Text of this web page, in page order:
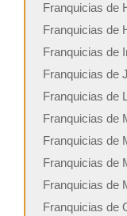
Franquicias de
Franquicias de
Franquicias de
Franquicias de
Franquicias de
Franquicias de
Franquicias de
Franquicias de
Franquicias de
Franquicias de